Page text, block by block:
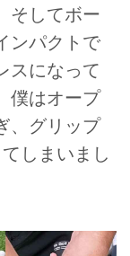
そしてボー
ンパクトで
スになって
僕はオープ
、グリップ
しまいまし